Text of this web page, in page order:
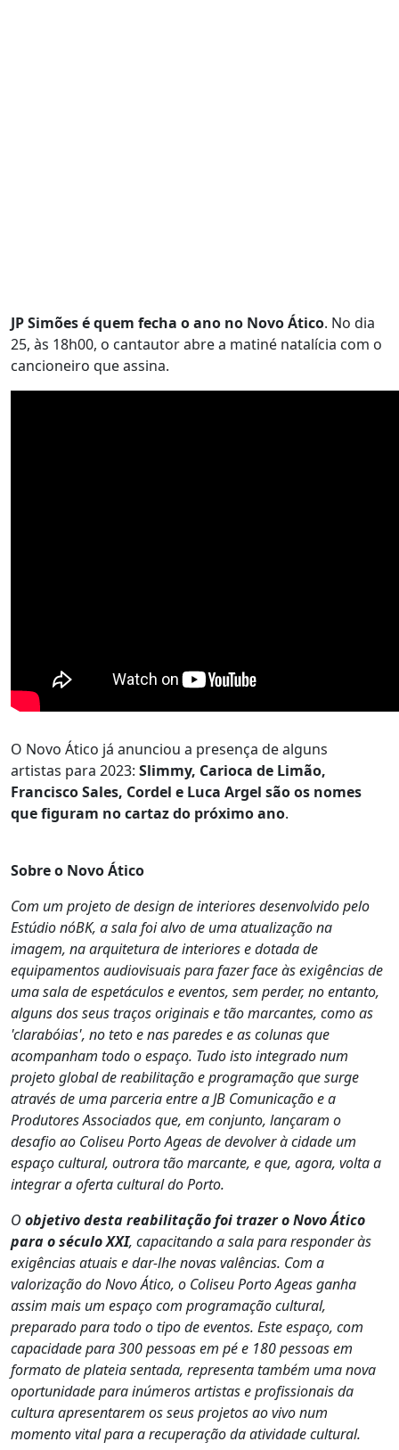
JP Simões é quem fecha o ano no Novo Ático. No dia
25, às 18h00, o cantautor abre a matiné natalícia com o
cancioneiro que assina.
O Novo Ático já anunciou a presença de alguns
artistas para 2023: Slimmy, Carioca de Limão,
Francisco Sales, Cordel e Luca Argel são os nomes
que figuram no cartaz do próximo ano.
Sobre o Novo Ático
Com um projeto de design de interiores desenvolvido pelo
Estúdio nóBK, a sala foi alvo de uma atualização na
imagem, na arquitetura de interiores e dotada de
equipamentos audiovisuais para fazer face às exigências de
uma sala de espetáculos e eventos, sem perder, no entanto,
alguns dos seus traços originais e tão marcantes, como as
'clarabóias', no teto e nas paredes e as colunas que
acompanham todo o espaço. Tudo isto integrado num
projeto global de reabilitação e programação que surge
através de uma parceria entre a JB Comunicação e a
Produtores Associados que, em conjunto, lançaram o
desafio ao Coliseu Porto Ageas de devolver à cidade um
espaço cultural, outrora tão marcante, e que, agora, volta a
integrar a oferta cultural do Porto.
O objetivo desta reabilitação foi trazer o Novo Ático
para o século XXI, capacitando a sala para responder às
exigências atuais e dar-lhe novas valências. Com a
valorização do Novo Ático, o Coliseu Porto Ageas ganha
assim mais um espaço com programação cultural,
preparado para todo o tipo de eventos. Este espaço, com
capacidade para 300 pessoas em pé e 180 pessoas em
formato de plateia sentada, representa também uma nova
oportunidade para inúmeros artistas e profissionais da
cultura apresentarem os seus projetos ao vivo num
momento vital para a recuperação da atividade cultural.